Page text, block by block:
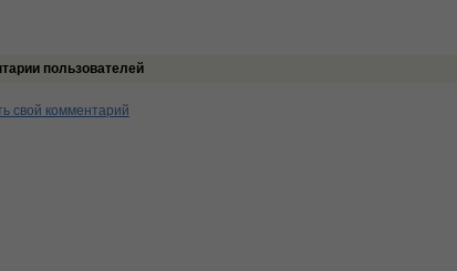
пользователей
свой комментарий